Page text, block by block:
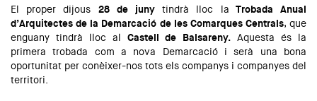
El proper dijous 28 de juny tindrà lloc la Trobada Anual
d’Arquitectes de la Demarcació de les Comarques Centrals, que
enguany tindrà lloc al Castell de Balsareny. Aquesta és la
primera trobada com a nova Demarcació i serà una bona
oportunitat per conèixer-nos tots els companys i companyes del
territori.